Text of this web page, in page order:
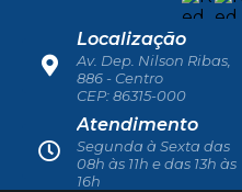
Localização
Av. Dep. Nilson Ribas,
886 - Centro
CEP: 86315-000
Atendimento
Segunda à Sexta das
08h às 11h e das 13h às
16h